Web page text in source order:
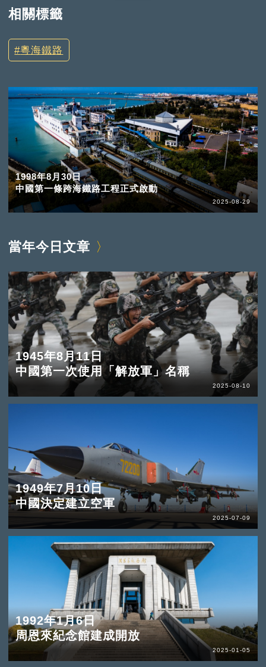
相關標籤
粵海鐵路
1998年8月30日
中國第一條跨海鐵路工程正式啟動
2025-08-29
當年今日文章
1945年8月11日
中國第一次使用「解放軍」名稱
2025-08-10
1949年7月10日
中國決定建立空軍
2025-07-09
1992年1月6日
周恩來紀念館建成開放
2025-01-05